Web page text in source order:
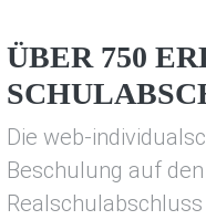
ÜBER 750
Die web-
Beschulung auf